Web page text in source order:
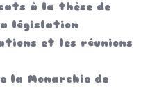
à la thèse de
législation
et les réunions
la Monarchie de